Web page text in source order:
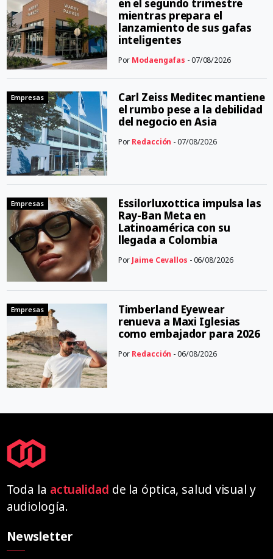
en el segundo trimestre
mientras prepara el
lanzamiento de sus gafas
inteligentes
Por Modaengafas - 07/08/2026
Empresas
Carl Zeiss Meditec mantiene
el rumbo pese a la debilidad
del negocio en Asia
Por Redacción - 07/08/2026
Empresas
Essilorluxottica impulsa las
Ray-Ban Meta en
Latinoamérica con su
llegada a Colombia
Por Jaime Cevallos - 06/08/2026
Empresas
Timberland Eyewear
renueva a Maxi Iglesias
como embajador para 2026
Por Redacción - 06/08/2026
Toda la actualidad de la óptica, salud visual y
audiología.
Newsletter